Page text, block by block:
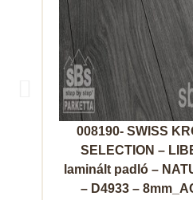
008190- SWISS
SELECTION –
laminált padló –
– D4933 –